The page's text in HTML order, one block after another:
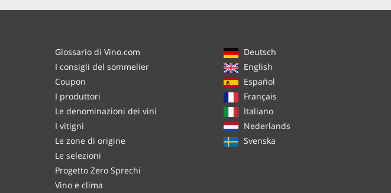
Glossario di Vino.com
I consigli del sommelier
Coupon
I produttori
Le denominazioni dei vini
I vitigni
Le zone di origine
Le selezioni
Progetto Zero Sprechi
Vino e clima
Deutsch
English
Español
Français
Italiano
Nederlands
Svenska